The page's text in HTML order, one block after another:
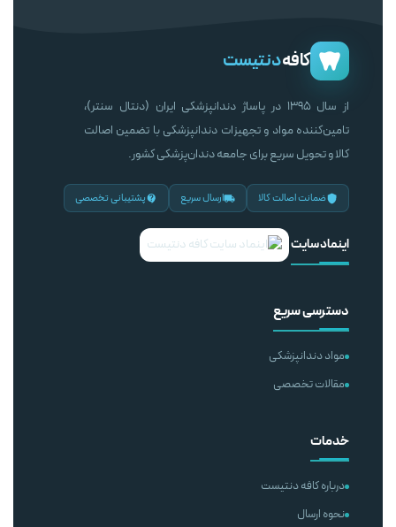
کافهدنتیست
از سال ۱۳۹۵ در پاساژ دندانپزشکی ایران (دنتال سنتر)،
تامین‌کننده مواد و تجهیزات دندانپزشکی با تضمین اصالت
کالا و تحویل سریع برای جامعه دندان‌پزشکی کشور.
ضمانت اصالت کالا ارسال سریع پشتیبانی تخصصی
اینماد سایت
دسترسی سریع
مواد دندانپزشکی
مقالات تخصصی
خدمات
درباره کافه دنتیست
نحوه ارسال